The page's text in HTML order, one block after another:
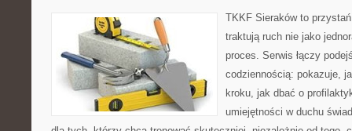
TKKF Sieraków to
traktują ruch nie jako
proces. Serwis łączy
codziennością: pokazuje,
kroku, jak dbać o
umiejętności w duchu